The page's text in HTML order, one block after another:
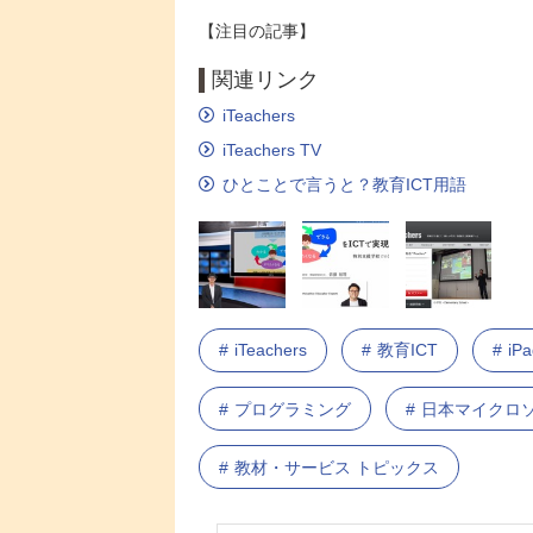
【注目の記事】
関連リンク
iTeachers
iTeachers TV
ひとことで言うと？教育ICT用語
iTeachers 教育ICT
プログラミング 日本マイクロ
教材・サービス トピックス